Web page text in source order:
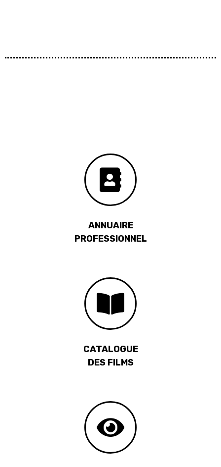
ANNUAIRE
PROFESSIONNEL
CATALOGUE
DES FILMS